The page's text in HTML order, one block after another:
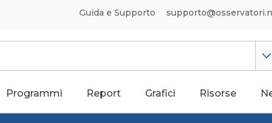
Guida e Supporto
Programmi Report Grafici Risorse